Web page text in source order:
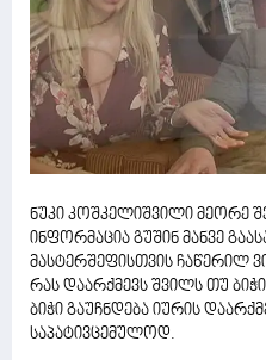
ნუკი კოშკელიშვილი მეორე
ინფორმაცია გუშინ მანვე
მასტერშეფისთვის ჩაწერილ
რას დაარქმევს შვილს თუ
ბიჭი გაუჩნდება იურის
საპატივცემულოდ.